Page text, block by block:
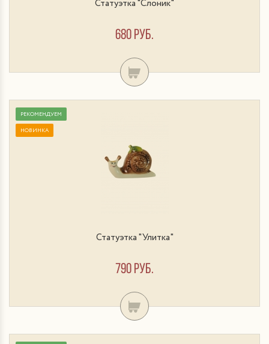
Статуэтка "Слоник"
680 руб.
РЕКОМЕНДУЕМ
НОВИНКА
Статуэтка "Улитка"
790 руб.